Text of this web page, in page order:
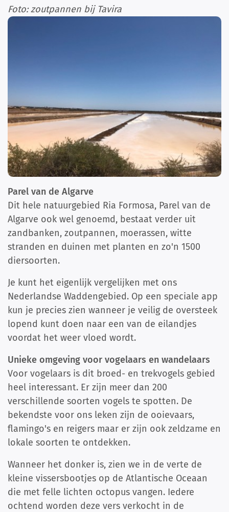
Foto: zoutpannen bij Tavira
Parel van de Algarve
Dit hele natuurgebied Ria Formosa, Parel van de
Algarve ook wel genoemd, bestaat verder uit
zandbanken, zoutpannen, moerassen, witte
stranden en duinen met planten en zo'n 1500
diersoorten.
Je kunt het eigenlijk vergelijken met ons
Nederlandse Waddengebied. Op een speciale app
kun je precies zien wanneer je veilig de oversteek
lopend kunt doen naar een van de eilandjes
voordat het weer vloed wordt.
Unieke omgeving voor vogelaars en wandelaars
Voor vogelaars is dit broed- en trekvogels gebied
heel interessant. Er zijn meer dan 200
verschillende soorten vogels te spotten. De
bekendste voor ons leken zijn de ooievaars,
flamingo's en reigers maar er zijn ook zeldzame en
lokale soorten te ontdekken.
Wanneer het donker is, zien we in de verte de
kleine vissersbootjes op de Atlantische Oceaan
die met felle lichten octopus vangen. Iedere
ochtend worden deze vers verkocht in de